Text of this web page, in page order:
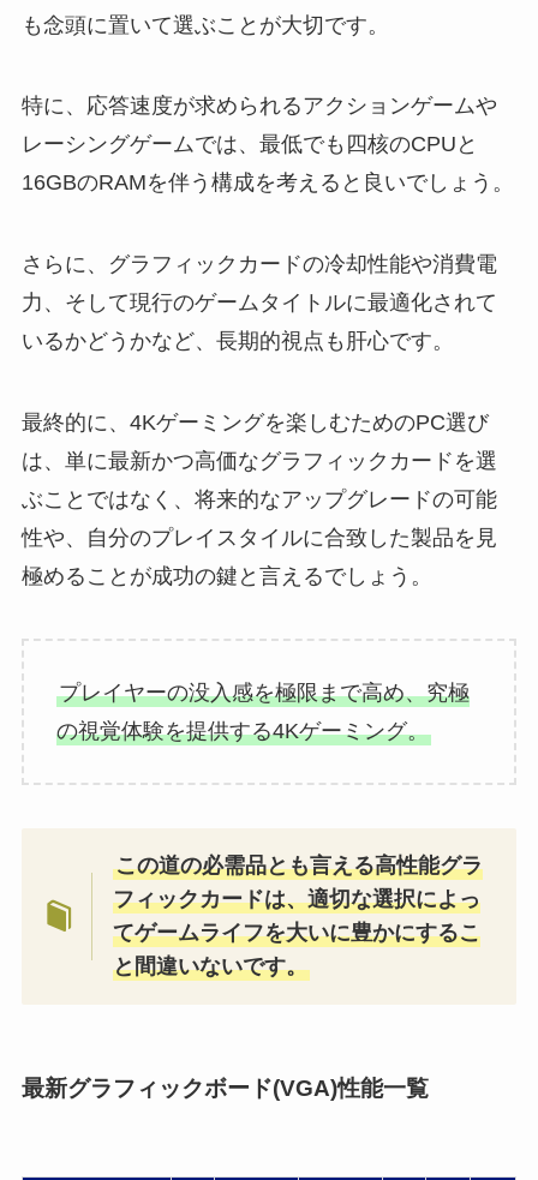
も念頭に置いて選ぶことが大切です。
特に、応答速度が求められるアクションゲームや
レーシングゲームでは、最低でも四核のCPUと
16GBのRAMを伴う構成を考えると良いでしょう。
さらに、グラフィックカードの冷却性能や消費電
力、そして現行のゲームタイトルに最適化されて
いるかどうかなど、長期的視点も肝心です。
最終的に、4Kゲーミングを楽しむためのPC選び
は、単に最新かつ高価なグラフィックカードを選
ぶことではなく、将来的なアップグレードの可能
性や、自分のプレイスタイルに合致した製品を見
極めることが成功の鍵と言えるでしょう。
プレイヤーの没入感を極限まで高め、究極
の視覚体験を提供する4Kゲーミング。
この道の必需品とも言える高性能グラ
フィックカードは、適切な選択によっ
てゲームライフを大いに豊かにするこ
と間違いないです。
最新グラフィックボード(VGA)性能一覧